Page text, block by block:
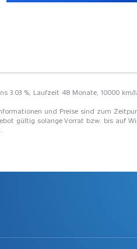
3.03 %, Laufzeit 48 Monate, 10000
und Preise sind zum
gültig solange Vorrat bzw. bis auf